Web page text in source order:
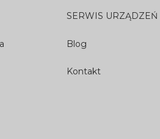
SERWIS URZĄDZEŃ
Blog
Kontakt